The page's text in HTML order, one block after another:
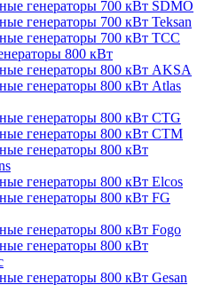
генераторы 700 кВт SDMO
генераторы 700 кВт Teksan
генераторы 700 кВт ТСС
800 кВт
генераторы 800 кВт AKSA
генераторы 800 кВт Atlas
генераторы 800 кВт CTG
генераторы 800 кВт CTM
генераторы 800 кВт
генераторы 800 кВт Elcos
генераторы 800 кВт FG
генераторы 800 кВт Fogo
генераторы 800 кВт
генераторы 800 кВт Gesan